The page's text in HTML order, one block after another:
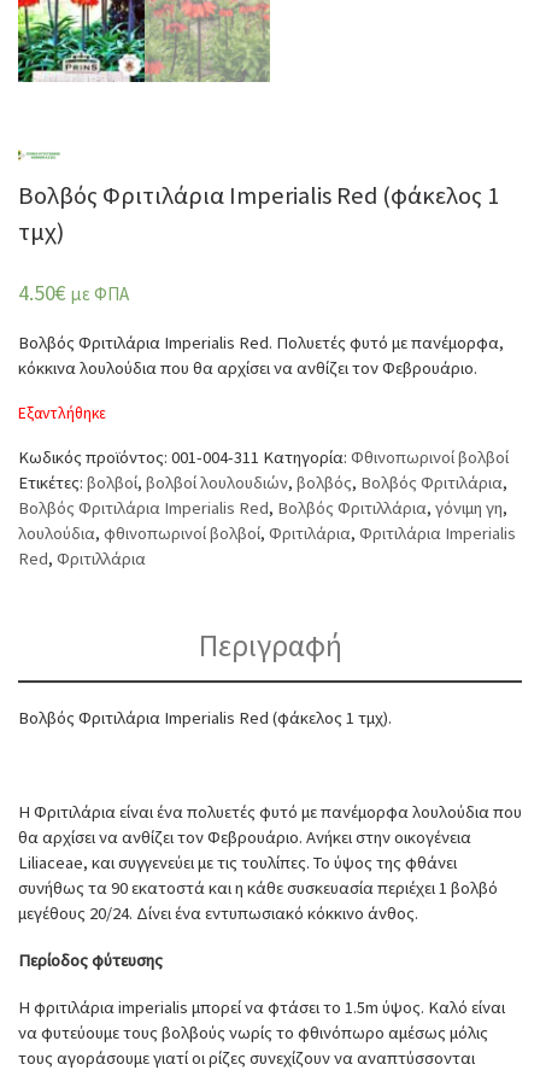
Βολβός Φριτιλάρια Imperialis Red (φάκελος 1
τμχ)
4.50€ με ΦΠΑ
Βολβός Φριτιλάρια Imperialis Red. Πολυετές φυτό με πανέμορφα,
κόκκινα λουλούδια που θα αρχίσει να ανθίζει τον Φεβρουάριο.
Εξαντλήθηκε
Κωδικός προϊόντος: 001-004-311 Κατηγορία: Φθινοπωρινοί βολβοί
Ετικέτες: βολβοί, βολβοί λουλουδιών, βολβός, Βολβός Φριτιλάρια,
Βολβός Φριτιλάρια Imperialis Red, Βολβός Φριτιλλάρια, γόνιμη γη,
λουλούδια, φθινοπωρινοί βολβοί, Φριτιλάρια, Φριτιλάρια Imperialis
Red, Φριτιλλάρια
Περιγραφή
Βολβός Φριτιλάρια Imperialis Red (φάκελος 1 τμχ).
Η Φριτιλάρια είναι ένα πολυετές φυτό με πανέμορφα λουλούδια που
θα αρχίσει να ανθίζει τον Φεβρουάριο. Ανήκει στην οικογένεια
Liliaceae, και συγγενεύει με τις τουλίπες. Το ύψος της φθάνει
συνήθως τα 90 εκατοστά και η κάθε συσκευασία περιέχει 1 βολβό
μεγέθους 20/24. Δίνει ένα εντυπωσιακό κόκκινο άνθος.
Περίοδος φύτευσης
Η φριτιλάρια imperialis μπορεί να φτάσει το 1.5m ύψος. Καλό είναι
να φυτεύουμε τους βολβούς νωρίς το φθινόπωρο αμέσως μόλις
τους αγοράσουμε γιατί οι ρίζες συνεχίζουν να αναπτύσσονται